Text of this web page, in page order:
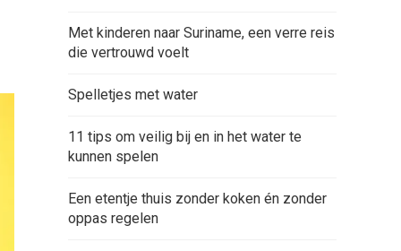
Met kinderen naar Suriname, een verre reis
die vertrouwd voelt
Spelletjes met water
11 tips om veilig bij en in het water te
kunnen spelen
Een etentje thuis zonder koken én zonder
oppas regelen